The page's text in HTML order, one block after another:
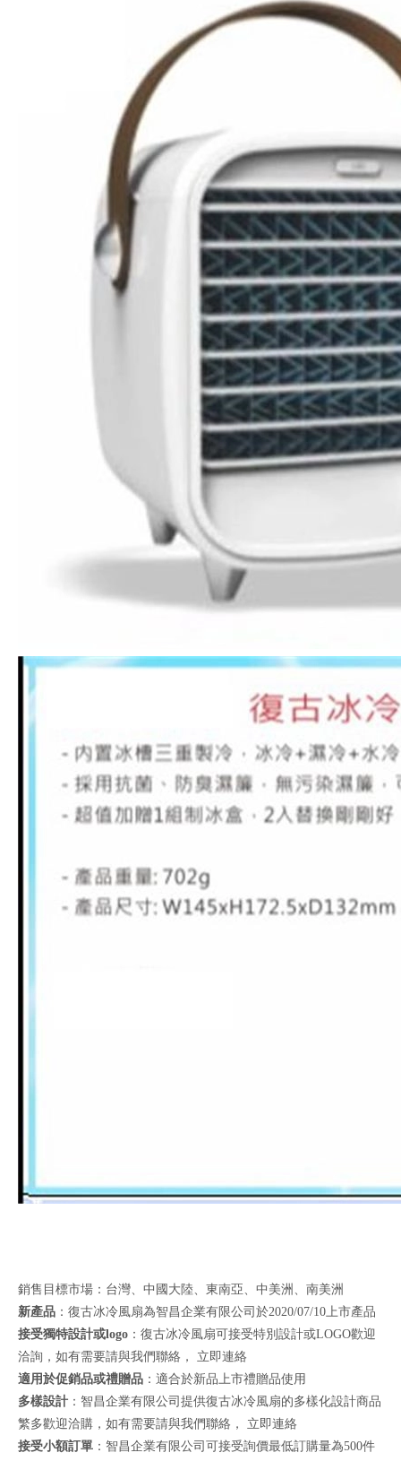
銷售目標市場：台灣、中國大陸、東南亞、中美洲、南美洲
新產品 ：復古冰冷風扇為智昌企業有限公司於2020/07/10上市產品
接受獨特設計或logo ：復古冰冷風扇可接受特別設計或LOGO歡迎
洽詢，如有需要請與我們聯絡， 立即連絡
適用於促銷品或禮贈品 ：適合於新品上市禮贈品使用
多樣設計 ：智昌企業有限公司提供復古冰冷風扇的多樣化設計商品
繁多歡迎洽購，如有需要請與我們聯絡， 立即連絡
接受小額訂單 ：智昌企業有限公司可接受詢價最低訂購量為500件